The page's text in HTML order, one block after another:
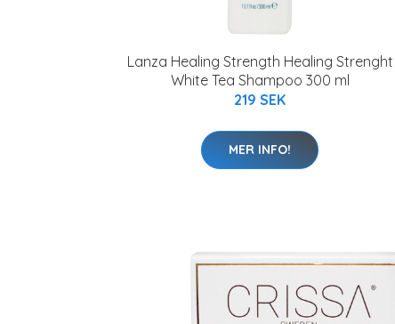
Lanza Healing Strength Healing Strenght
White Tea Shampoo 300 ml
219 SEK
MER INFO!